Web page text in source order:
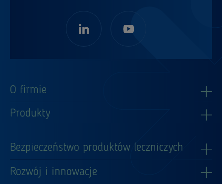
O firmie
Produkty
Bezpieczeństwo produktów leczniczych
Rozwój i innowacje